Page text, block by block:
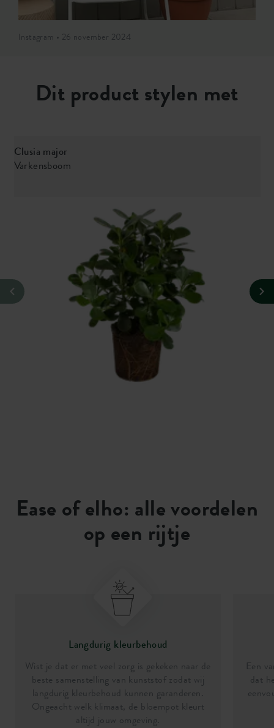
Instagram • 26 november 2024
Dit product stylen met
Clusia major
Varkensboom
Ease of elho: alle voordelen
op een rijtje
Langdurig kleurbehoud
Wist je dat er met veel zorg is gekeken naar de
beste samenstelling van kunststof zodat wij
langdurig kleurbehoud kunnen garanderen.
Ongeacht welk klimaat, de bloempot kleurt
altijd jouw omgeving.
Een
dat